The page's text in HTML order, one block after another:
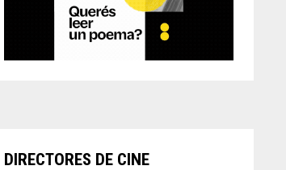
DIRECTORES DE CINE